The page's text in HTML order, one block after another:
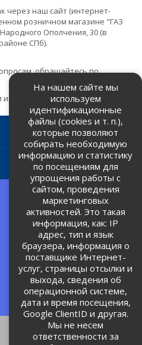
через наш сайт (интернет-
розничном магазине "ГАЗ
Ополчения, 30 (в
СПб).
обращайтесь по
товара.
Телефоны:
+7 (812) 971-42-42
Политика об обработке и
защите персональных данных
Соглашение на обработку
персональных данных
На нашем сайте мы
используем
идентификационные
файлы (cookies и т. п.),
которые позволяют
собирать необходимую
информацию и статистику
по посещениям для
упрощения работы с
сайтом, проведения
маркетинговых
активностей. Это такая
информация, как: IP
адрес, тип и язык
браузера, информация о
поставщике Интернет-
услуг, страницы отсылки и
выхода, сведения об
операционной системе,
дата и время посещения,
Google ClientID и другая.
Мы не несем
ответственности за